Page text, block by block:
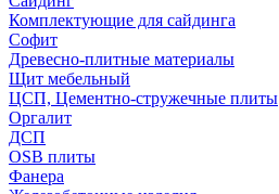
Комплектующие для сайдинга
Софит
Древесно-плитные материалы
Щит мебельный
ЦСП, Цементно-стружечные плиты
Оргалит
ДСП
OSB плиты
Фанера